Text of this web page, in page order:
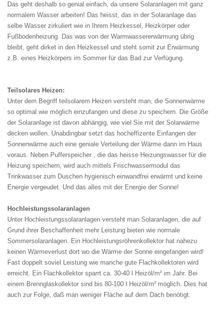
Das geht deshalb so genial einfach, da unsere Solaranlagen mit ganz
normalem Wasser arbeiten! Das heisst, das in der Solaranlage das
selbe Wasser zirkuliert wie in Ihrem Heizkessel, Heizkörper oder
Fußbodenheizung. Das was von der Warmwassererwärmung übrig
bleibt, geht dirket in den Heizkessel und steht somit zur Erwärmung
z.B. eines Heizkörpers im Sommer für das Bad zur Verfügung.
Teilsolares Heizen:
Unter dem Begriff teilsolarem Heizen versteht man, die Sonnenwärme
so optimal wie möglich einzufangen und diese zu speichern. Die Größe
der Solaranlage ist davon abhängig, wie viel Sie mit der Solarwärme
decken wollen. Unabdingbar setzt das hocheffizente Einfangen der
Sonnenwärme auch eine geniale Verteilung der Wärme dann im Haus
voraus. Neben Pufferspeicher , die das heisse Heizungswasser für die
Heizung speichern, wird auch mittels Frischwassermodul das
Trinkwasser zum Duschen hygienisch einwandfrei erwärmt und keine
Energie vergeudet. Und das alles mit der Energie der Sonne!
Hochleistungssolaranlagen
Unter Hochleistungssolaranlagen versteht man Solaranlagen, die auf
Grund ihrer Beschaffenheit mehr Leistung bieten wie normale
Sommersolaranlagen. Ein Hochleistungsröhrenkollektor hat nahezu
keinen Wärmeverlust dort wo die Wärme der Sonne eingefangen wird!
Fast doppelt soviel Leistung wie manche gute Flachkollektoren wird
erreicht. Ein Flachkollektor sparrt ca. 30-40 l Heizöl/m² im Jahr. Bei
einem Brennglaskollektor sind bis 80-100 l Heizöl/m² möglich. Dies hat
auch zur Folge, daß man weniger Fläche auf dem Dach benötigt.